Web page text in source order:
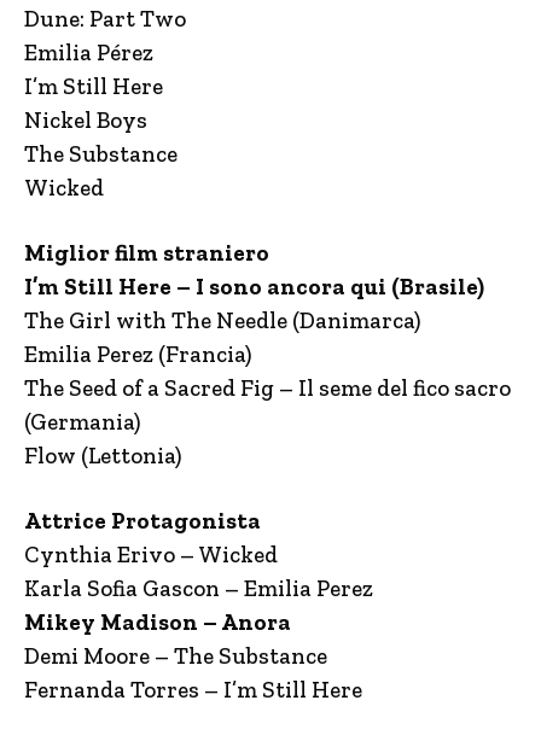
Dune: Part Two
Emilia Pérez
I’m Still Here
Nickel Boys
The Substance
Wicked
Miglior film straniero
I’m Still Here – I sono ancora qui (Brasile)
The Girl with The Needle (Danimarca)
Emilia Perez (Francia)
The Seed of a Sacred Fig – Il seme del fico sacro
(Germania)
Flow (Lettonia)
Attrice Protagonista
Cynthia Erivo – Wicked
Karla Sofia Gascon – Emilia Perez
Mikey Madison – Anora
Demi Moore – The Substance
Fernanda Torres – I’m Still Here